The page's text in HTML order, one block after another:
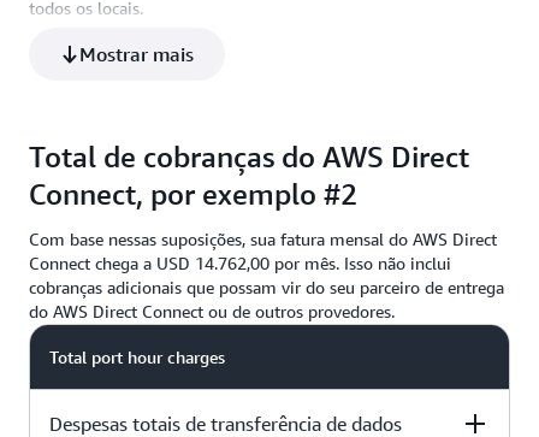
todos os locais.
Mostrar mais
Total de cobranças do AWS Direct
Connect, por exemplo #2
Com base nessas suposições, sua fatura mensal do AWS Direct
Connect chega a USD 14.762,00 por mês. Isso não inclui
cobranças adicionais que possam vir do seu parceiro de entrega
do AWS Direct Connect ou de outros provedores.
Total port hour charges
Despesas totais de transferência de dados